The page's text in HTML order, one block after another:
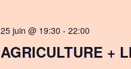
AGRICULTURE +
25 juin @ 19:30 - 22:00